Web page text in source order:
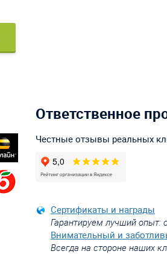
Ответственное
Честные отзывы реальных
Сертификаты и награды
Гарантируем лучший опыт:
Внимательный и
Всегда на стороне наших